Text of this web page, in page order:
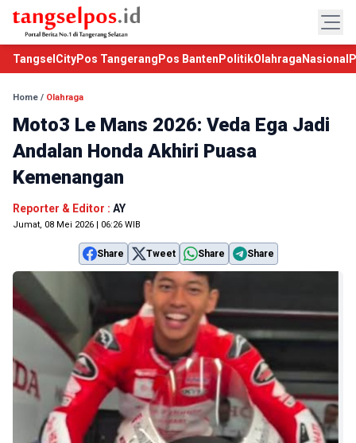
TangselCityPos Tangerang Pos Banten PolitikOlahraga Nasional
Home / Olahraga
Moto3 Le Mans 2026: Veda Ega Jadi
Andalan Honda Akhiri Puasa
Kemenangan
Reporter & Editor : AY
Jumat, 08 Mei 2026 | 06:26 WIB
Share Tweet Share Share